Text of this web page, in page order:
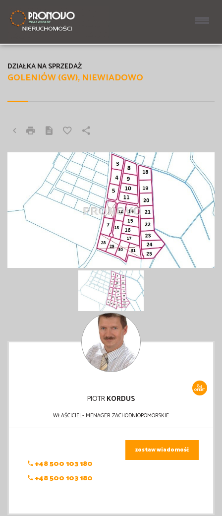
GOLENIÓW (GW), NIEWIADOWO
DZIAŁKA NA SPRZEDAŻ
84
OFERT
PIOTRKORDUS
WŁAŚCICIEL- MENAGER ZACHODNIOPOMORSKIE
+48 500 103 180
+48 500 103 180
zostaw wiadomość